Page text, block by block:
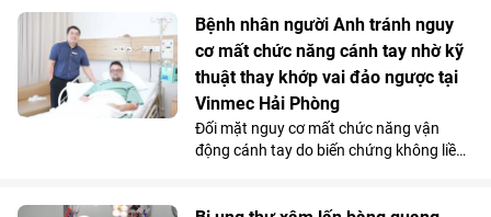
Việt Nam. Bước đi chiến lược này của
Vinmec đã chính thức hiện thực hóa mô
hình “y tế không khoảng cách” ở nước ta.
Bệnh nhân người Anh tránh nguy
cơ mất chức năng cánh tay nhờ kỹ
thuật thay khớp vai đảo ngược tại
Vinmec Hải Phòng
Đối mặt nguy cơ mất chức năng vận
động cánh tay do biến chứng không liền